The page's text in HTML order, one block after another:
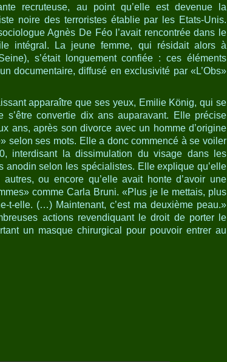
recruteuse, au point qu’elle est devenue la
noire des terroristes établie par les Etats-Unis.
Agnès De Féo l’avait rencontrée dans le
intégral. La jeune femme, qui résidait alors à
s’était longuement confiée : ces éléments
documentaire, diffusé en exclusivité par «L’Obs»
apparaître que ses yeux, Emilie König, qui se
s’être convertie dix ans auparavant. Elle précise
ans, après son divorce avec un homme d’origine
selon ses mots. Elle a donc commencé à se voiler
interdisant la dissimulation du visage dans les
anodin selon les spécialistes. Elle explique qu’elle
ou encore qu’elle avait honte d’avoir une
comme Carla Bruni. «Plus je le mettais, plus
t-elle. (…) Maintenant, c’est ma deuxième peau.»
actions revendiquant le droit de porter le
un masque chirurgical pour pouvoir entrer au